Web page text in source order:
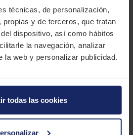
técnicas, de personalización,
y de terceros, que tratan
dispositivo, así como hábitos
la navegación, analizar
la web y personalizar publicidad.
todas las cookies
A/T002 es la elección perfecta
que buscan control y rendimiento
dentro como fuera de la carretera.
excelente adherencia, esta goma
kilometraje en todas las
BRIDGESTONE